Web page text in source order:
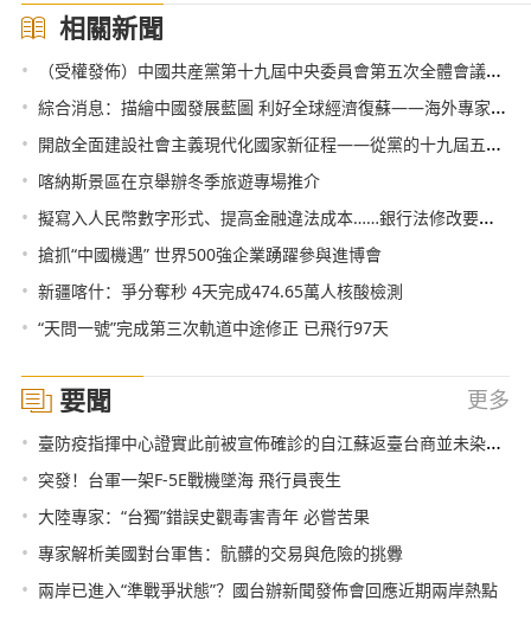
相關新聞
• （受權發佈）中國共産黨第十九屆中央委員會第五次全體會議公報
• 綜合消息：描繪中國發展藍圖 利好全球經濟復蘇——海外專家學者熱議中共中央關於制定“十四五”規劃和二三五年遠景目標的建議
• 開啟全面建設社會主義現代化國家新征程——從黨的十九屆五中全會看中國未來發展
• 喀納斯景區在京舉辦冬季旅遊專場推介
• 擬寫入人民幣數字形式、提高金融違法成本……銀行法修改要關注哪些？
• 搶抓“中國機遇” 世界500強企業踴躍參與進博會
• 新疆喀什：爭分奪秒 4天完成474.65萬人核酸檢測
• “天問一號”完成第三次軌道中途修正 已飛行97天
要聞 更多
• 臺防疫指揮中心證實此前被宣佈確診的自江蘇返臺台商並未染疫 國台辦回應
• 突發！台軍一架F-5E戰機墜海 飛行員喪生
• 大陸專家：“台獨”錯誤史觀毒害青年 必嘗苦果
• 專家解析美國對台軍售：骯髒的交易與危險的挑釁
• 兩岸已進入“準戰爭狀態”？國台辦新聞發佈會回應近期兩岸熱點